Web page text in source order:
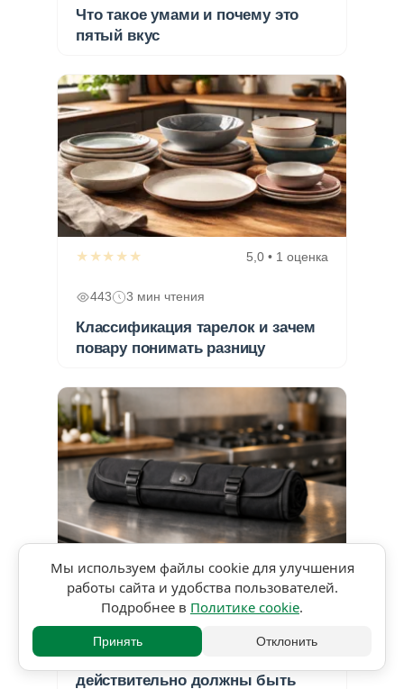
Что такое умами и почему это
пятый вкус
★★★★★ 5,0 • 1 оценка
443 3 мин чтения
Классификация тарелок и зачем
повару понимать разницу
★★★★★ 5,0 • 1 оценка
653 4 мин чтения
«Скрутка повара»: зачем она
нужна и какие ножи
действительно должны быть
Мы используем файлы cookie для улучшения
работы сайта и удобства пользователей.
Подробнее в Политике cookie.
Принять Отклонить